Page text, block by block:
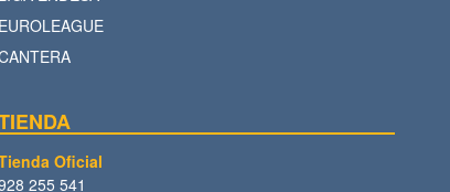
EUROLEAGUE
Oficial
255 541